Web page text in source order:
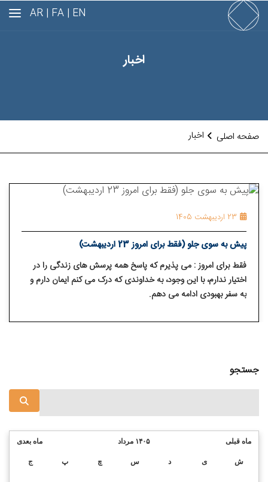
EN |
FA |
AR
اخبار
صفحه اصلی اخبار
23 اردیبهشت 1405
پیش به سوی جلو (فقط برای امروز 23 اردیبهشت)
فقط برای امروز : می ⁯پذیرم که پاسخ همه پرسش ⁯های زندگی را در
اختیار ندارم، با این وجود، به خداوندی که درک می⁯ کنم ایمان دارم و
به سفر بهبودی ادامه می ⁯دهم.
جستجو
ماه بعدی ۱۴۰۵ مرداد ماه قبلی
ش ی د س چ پ ج